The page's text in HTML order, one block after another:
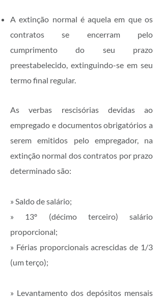
A extinção normal é aquela em que os
contratos se encerram pelo
cumprimento do seu prazo
preestabelecido, extinguindo-se em seu
termo final regular.
As verbas rescisórias devidas ao
empregado e documentos obrigatórios a
serem emitidos pelo empregador, na
extinção normal dos contratos por prazo
determinado são:
» Saldo de salário;
» 13º (décimo terceiro) salário
proporcional;
» Férias proporcionais acrescidas de 1/3
(um terço);
» Levantamento dos depósitos mensais